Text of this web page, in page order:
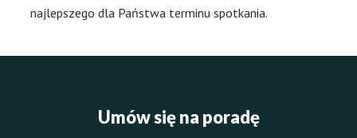
najlepszego dla Państwa terminu spotkania.
Umów się na poradę